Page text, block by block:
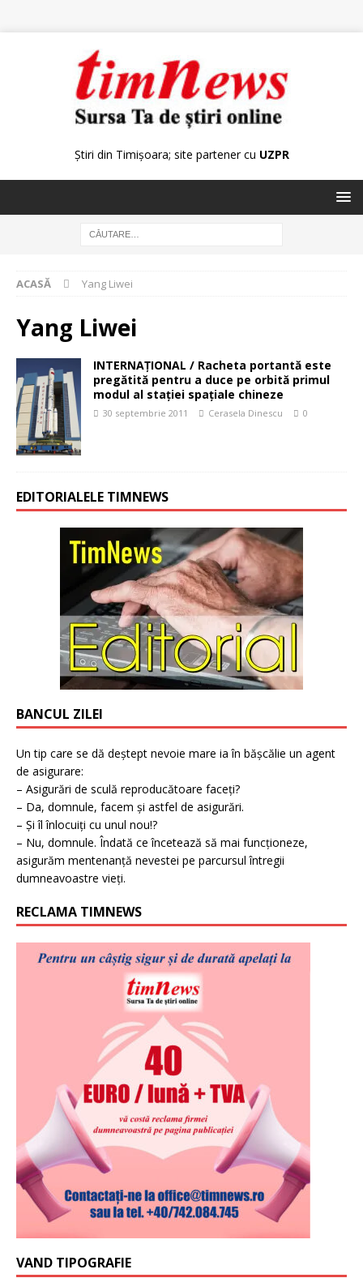
Știri din Timișoara; site partener cu UZPR
ACASĂ Yang Liwei
Yang Liwei
INTERNAȚIONAL / Racheta portantă este
pregătită pentru a duce pe orbită primul
modul al staţiei spaţiale chineze
30 septembrie 2011 Cerasela Dinescu 0
EDITORIALELE TIMNEWS
BANCUL ZILEI
Un tip care se dă deștept nevoie mare ia în bășcălie un agent
de asigurare:
– Asigurări de sculă reproducătoare faceți?
– Da, domnule, facem și astfel de asigurări.
– Și îl înlocuiți cu unul nou!?
– Nu, domnule. Îndată ce încetează să mai funcționeze,
asigurăm mentenanță nevestei pe parcursul întregii
dumneavoastre vieți.
RECLAMA TIMNEWS
VAND TIPOGRAFIE